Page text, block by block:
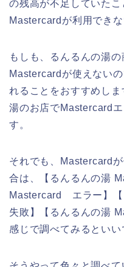
の残高が不足していた
Mastercardが利用でき
もしも、るんるんの湯の
Mastercardが使えない
れることをおすすめし
湯のお店でMastercard
す。
それでも、Mastercard
合は、【るんるんの湯
Mastercard エラー】
失敗】【るんるんの湯
感じで調べてみるといい